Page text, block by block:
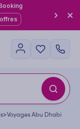
>Voyages Abu Dhabi